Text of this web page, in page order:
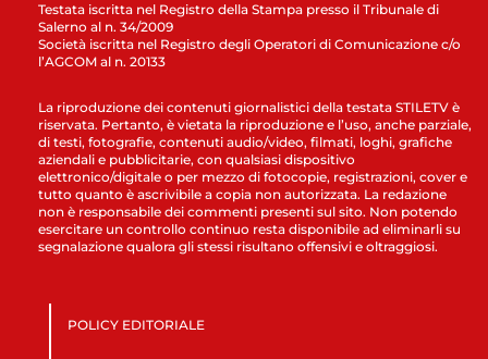
Testata iscritta nel Registro della Stampa presso il Tribunale di
Salerno al n. 34/2009
Società iscritta nel Registro degli Operatori di Comunicazione c/o
l’AGCOM al n. 20133
La riproduzione dei contenuti giornalistici della testata STILETV è
riservata. Pertanto, è vietata la riproduzione e l’uso, anche parziale,
di testi, fotografie, contenuti audio/video, filmati, loghi, grafiche
aziendali e pubblicitarie, con qualsiasi dispositivo
elettronico/digitale o per mezzo di fotocopie, registrazioni, cover e
tutto quanto è ascrivibile a copia non autorizzata. La redazione
non è responsabile dei commenti presenti sul sito. Non potendo
esercitare un controllo continuo resta disponibile ad eliminarli su
segnalazione qualora gli stessi risultano offensivi e oltraggiosi.
POLICY EDITORIALE